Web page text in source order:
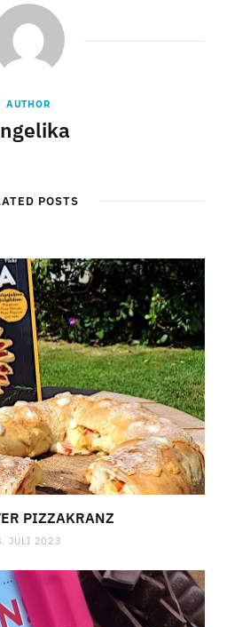
AUTHOR
POSTS
PIZZAKRANZ
JULI 2023